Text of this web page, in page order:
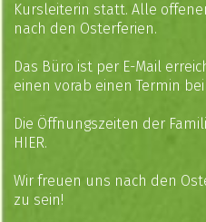
Kursleiterin statt. Alle
nach den Osterferien.
Das Büro ist per E-Mail
einen vorab einen Termin
Die Öffnungszeiten der
HIER.
Wir freuen uns nach den
zu sein!